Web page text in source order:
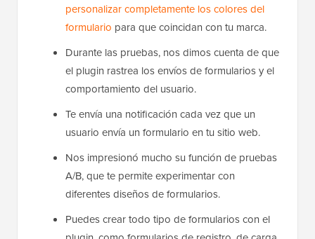
personalizar completamente los colores del
formulario para que coincidan con tu marca.
Durante las pruebas, nos dimos cuenta de que
el plugin rastrea los envíos de formularios y el
comportamiento del usuario.
Te envía una notificación cada vez que un
usuario envía un formulario en tu sitio web.
Nos impresionó mucho su función de pruebas
A/B, que te permite experimentar con
diferentes diseños de formularios.
Puedes crear todo tipo de formularios con el